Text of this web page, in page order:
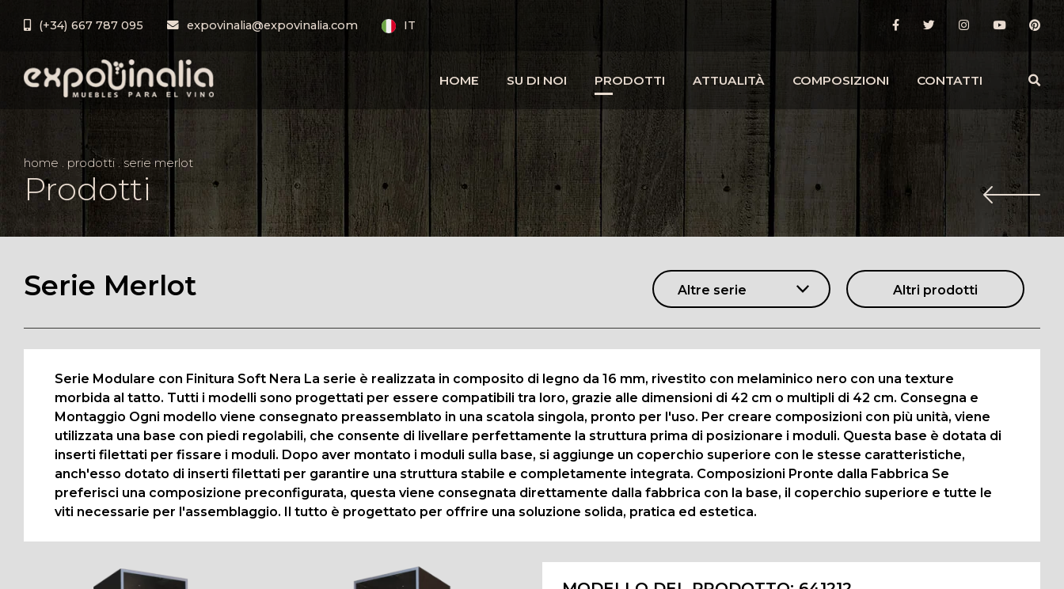
(+34) 667 787 095 expovinalia@expovinalia.com IT
HOME SU DI NOI PRODOTTI ATTUALITÀ COMPOSIZIONI CONTATTI
home . prodotti. serie merlot
Prodotti
Serie Merlot Altre serie Altri prodotti
Serie Modulare con Finitura Soft Nera La serie è realizzata in composito di legno da 16 mm, rivestito con melaminico nero con una texture
morbida al tatto. Tutti i modelli sono progettati per essere compatibili tra loro, grazie alle dimensioni di 42 cm o multipli di 42 cm. Consegna e
Montaggio Ogni modello viene consegnato preassemblato in una scatola singola, pronto per l'uso. Per creare composizioni con più unità, viene
utilizzata una base con piedi regolabili, che consente di livellare perfettamente la struttura prima di posizionare i moduli. Questa base è dotata di
inserti filettati per fissare i moduli. Dopo aver montato i moduli sulla base, si aggiunge un coperchio superiore con le stesse caratteristiche,
anch'esso dotato di inserti filettati per garantire una struttura stabile e completamente integrata. Composizioni Pronte dalla Fabbrica Se
preferisci una composizione preconfigurata, questa viene consegnata direttamente dalla fabbrica con la base, il coperchio superiore e tutte le
viti necessarie per l'assemblaggio. Il tutto è progettato per offrire una soluzione solida, pratica ed estetica.